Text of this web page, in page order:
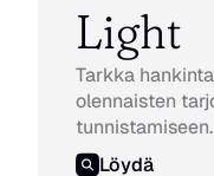
Light
Tarkka
olennaisten
tunnistamiseen.
Löydä